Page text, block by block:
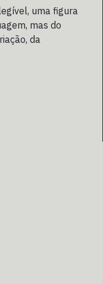
uma figura
mas do
da